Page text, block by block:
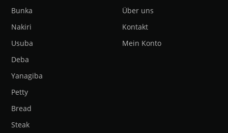
Bunka
Nakiri
Usuba
Deba
Yanagiba
Petty
Bread
Steak
Über uns
Kontakt
Mein Konto